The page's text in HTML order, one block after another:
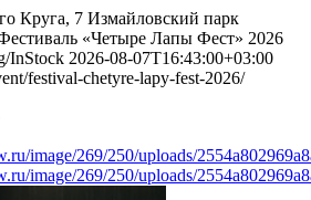
Круга, 7 Измайловский парк
«Четыре Лапы Фест» 2026
InStock 2026-08-07T16:43:00+03:00
festival-chetyre-lapy-fest-2026/
image/269/250/uploads/
image/269/250/uploads/